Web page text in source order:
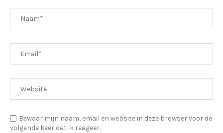
Bewaar mijn naam, email en website in deze browser voor de
volgende keer dat ik reageer.